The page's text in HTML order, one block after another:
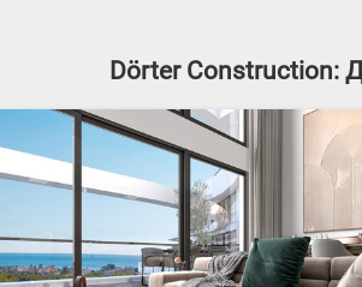
Dörter Construction: